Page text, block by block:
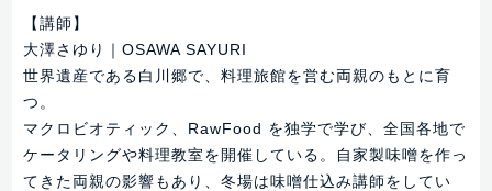
【講師】
大澤さゆり｜OSAWA SAYURI
世界遺産である白川郷で、料理旅館を営む両親のもとに育
つ。
マクロビオティック、RawFood を独学で学び、全国各地で
ケータリングや料理教室を開催している。自家製味噌を作っ
てきた両親の影響もあり、冬場は味噌仕込み講師をしてい